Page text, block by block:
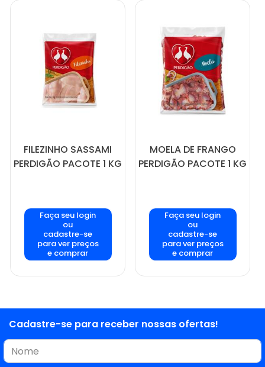
FILEZINHO SASSAMI
PERDIGÃO PACOTE 1 KG
Faça seu login
ou
cadastre-se
para ver preços
e comprar
MOELA DE FRANGO
PERDIGÃO PACOTE 1 KG
Faça seu login
ou
cadastre-se
para ver preços
e comprar
Cadastre-se para receber nossas ofertas!